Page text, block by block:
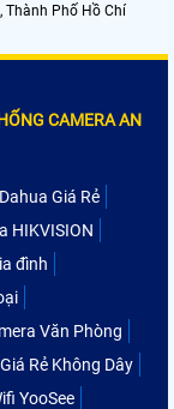
Thành Phố Hồ Chí
CAMERA AN
Giá Rẻ
HIKVISION
đình
Văn Phòng
Rẻ Không Dây
YooSee